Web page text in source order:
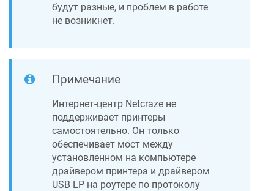
будут разные, и проблем в работе
не возникнет.
Примечание
Интернет-центр Netcraze не
поддерживает принтеры
самостоятельно. Он только
обеспечивает мост между
установленном на компьютере
драйвером принтера и драйвером
USB LP на роутере по протоколу